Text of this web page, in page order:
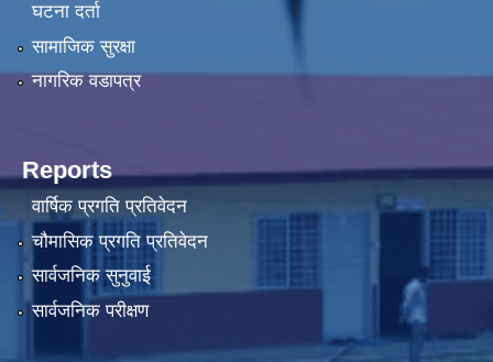
घटना दर्ता
सामाजिक सुरक्षा
नागरिक वडापत्र
Reports
वार्षिक प्रगति प्रतिवेदन
चौमासिक प्रगति प्रतिवेदन
सार्वजनिक सुनुवाई
सार्वजनिक परीक्षण